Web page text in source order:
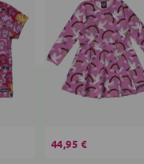
44,95 €